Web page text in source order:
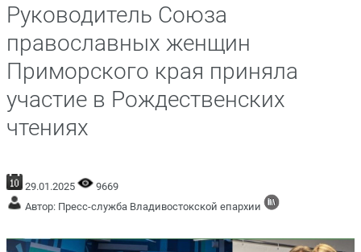
Руководитель Союза
православных женщин
Приморского края приняла
участие в Рождественских
чтениях
29.01.2025
9669
Автор: Пресс-служба Владивостокской епархии